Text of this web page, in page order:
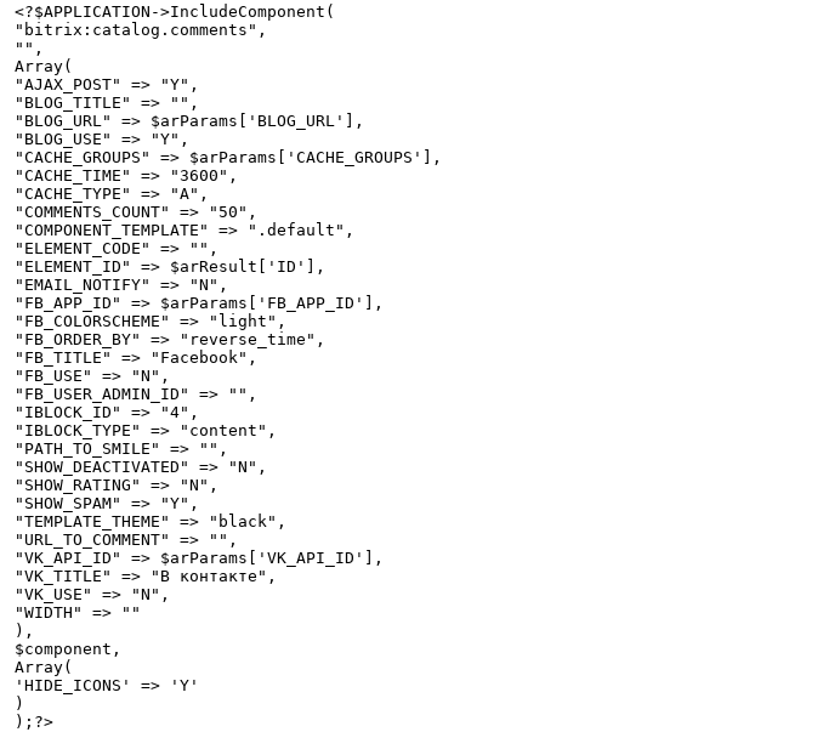
<?$APPLICATION->IncludeComponent(
"bitrix:catalog.comments",
"",
Array(
"AJAX_POST" => "Y",
"BLOG_TITLE" => "",
"BLOG_URL" => $arParams['BLOG_URL'],
"BLOG_USE" => "Y",
"CACHE_GROUPS" => $arParams['CACHE_GROUPS'],
"CACHE_TIME" => "3600",
"CACHE_TYPE" => "A",
"COMMENTS_COUNT" => "50",
"COMPONENT_TEMPLATE" => ".default",
"ELEMENT_CODE" => "",
"ELEMENT_ID" => $arResult['ID'],
"EMAIL_NOTIFY" => "N",
"FB_APP_ID" => $arParams['FB_APP_ID'],
"FB_COLORSCHEME" => "light",
"FB_ORDER_BY" => "reverse_time",
"FB_TITLE" => "Facebook",
"FB_USE" => "N",
"FB_USER_ADMIN_ID" => "",
"IBLOCK_ID" => "4",
"IBLOCK_TYPE" => "content",
"PATH_TO_SMILE" => "",
"SHOW_DEACTIVATED" => "N",
"SHOW_RATING" => "N",
"SHOW_SPAM" => "Y",
"TEMPLATE_THEME" => "black",
"URL_TO_COMMENT" => "",
"VK_API_ID" => $arParams['VK_API_ID'],
"VK_TITLE" => "В контакте",
"VK_USE" => "N",
"WIDTH" => ""
),
$component,
Array(
'HIDE_ICONS' => 'Y'
)
);?>